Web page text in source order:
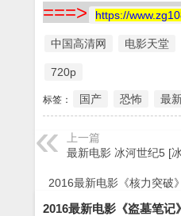
===>
https://
中国高清网 电影天堂
720p
标签： 国产 恐怖 最
上一篇
最新电影 冰河世纪5 [
2016最新电影《核力突破
2016最新电影《盗墓笔